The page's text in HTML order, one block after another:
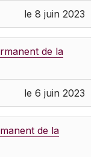
le 8 juin 2023
de la
le 6 juin 2023
de la